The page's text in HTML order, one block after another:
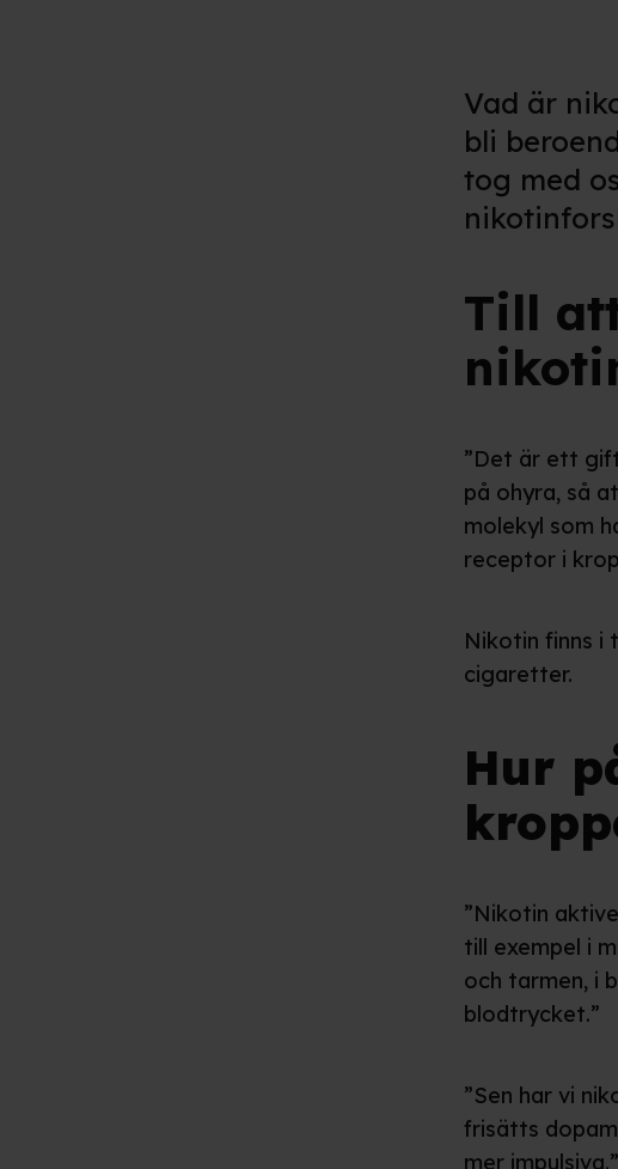
Vad är
bli
tog med
Till
”Det är ett
på ohyra, så
molekyl som
receptor i
Nikotin finns i
cigaretter.
Hur
”Nikotin
till exempel i
och tarmen, i
blodtrycket.”
”Sen har vi
frisätts
mer impulsiva.”